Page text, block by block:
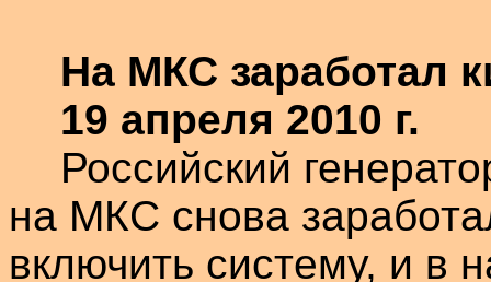
На МКС заработал
19 апреля 2010 г.
Российский
на МКС снова
включить систему, и в